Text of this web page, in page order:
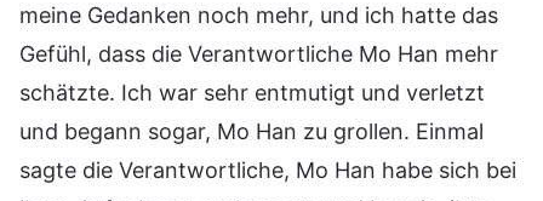
meine Gedanken noch mehr, und ich hatte das
Gefühl, dass die Verantwortliche Mo Han mehr
schätzte. Ich war sehr entmutigt und verletzt
und begann sogar, Mo Han zu grollen. Einmal
sagte die Verantwortliche, Mo Han habe sich bei